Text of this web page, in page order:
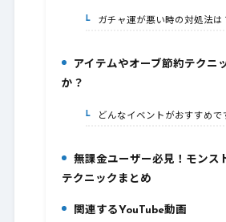
5-1.ガチャ運が悪い時の対処法は
アイテムやオーブ節約テクニ
か？
6-1.どんなイベントがおすすめで
7.無課金ユーザー必見！モンス
テクニックまとめ
8.関連するYouTube動画